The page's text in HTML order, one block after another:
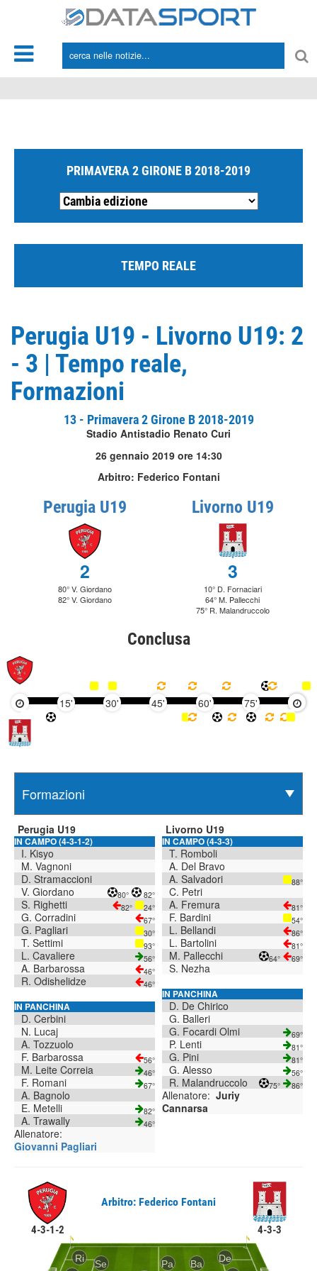
PRIMAVERA 2 GIRONE B 2018-2019
TEMPO REALE
Perugia U19 - Livorno U19: 2
- 3 | Tempo reale,
Formazioni
13 - Primavera 2 Girone B 2018-2019
Stadio Antistadio Renato Curi
26 gennaio 2019 ore 14:30
Arbitro: Federico Fontani
Perugia U19
2
80° V. Giordano
82° V. Giordano
Livorno U19
3
10° D. Fornaciari
64° M. Pallecchi
75° R. Malandruccolo
Conclusa
15' 30' 45' 60' 75' 90'
Perugia U19
IN CAMPO (4-3-1-2)
I. Kisyo
M. Vagnoni
D. Stramaccioni
V. Giordano
80° 82°
S. Righetti 82° 24°
G. Corradini 67°
G. Pagliari 30°
T. Settimi 93°
L. Cavaliere 56°
A. Barbarossa 46°
R. Odishelidze 46°
IN PANCHINA
D. Cerbini
N. Lucaj
A. Tozzuolo
F. Barbarossa
56°
M. Leite Correia 46°
F. Romani 67°
A. Bagnolo
E. Metelli
82°
A. Trawally 46°
Allenatore:
Giovanni Pagliari
Livorno U19
IN CAMPO (4-3-3)
T. Romboli
A. Del Bravo
A. Salvadori
88°
C. Petri
A. Fremura
81°
F. Bardini 54°
L. Bellandi 86°
L. Bartolini 81°
M. Pallecchi 64° 69°
S. Nezha
IN PANCHINA
D. De Chirico
G. Balleri
G. Focardi Olmi
69°
P. Lenti 81°
G. Pini 81°
G. Alesso 56°
R. Malandruccolo 75° 86°
Allenatore: Juriy
Cannarsa
4-3-1-2
Arbitro: Federico Fontani
4-3-3
De
Ri Ba
Se Pa